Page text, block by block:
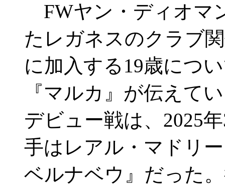
FWヤン・ディオマ
たレガネスのクラブ
に加入する19歳につ
『マルカ』が伝え
デビュー戦は、2025
手はレアル・マドリ
ベルナベウ』だった